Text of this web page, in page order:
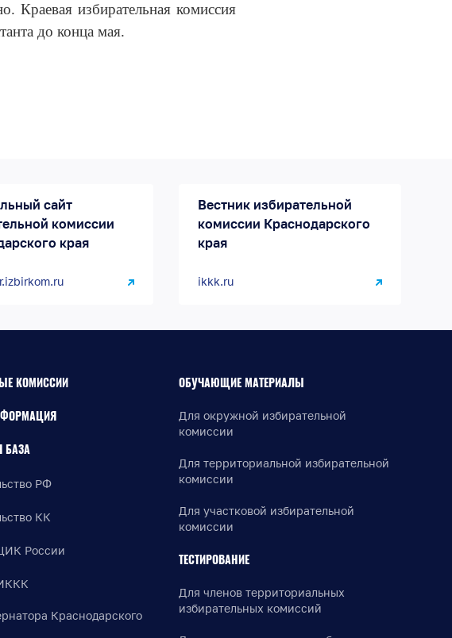
Краевая избирательная комиссия
до конца мая.
сайт
комиссии
края
Вестник избирательной
комиссии Краснодарского
края
ikkk.ru
КОМИССИИ
БАЗА
РФ
КК
России
Краснодарского
ОБУЧАЮЩИЕ МАТЕРИАЛЫ
Для окружной избирательной
комиссии
Для территориальной избирательной
комиссии
Для участковой избирательной
комиссии
ТЕСТИРОВАНИЕ
Для членов территориальных
избирательных комиссий